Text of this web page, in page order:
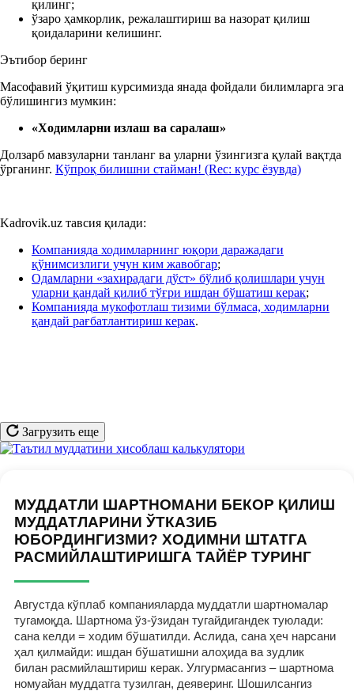
қилинг;
ўзаро ҳамкорлик, режалаштириш ва назорат қилиш
қоидаларини келишинг.
Эътибор беринг
Масофавий ўқитиш курсимизда янада фойдали билимларга эга
бўлишингиз мумкин:
«Ходимларни излаш ва саралаш»
Долзарб мавзуларни танланг ва уларни ўзингизга қулай вақтда
ўрганинг. Кўпроқ билишни стайман! (Rеc: курс ёзувда)
Kadrovik.uz тавсия қилади:
Компанияда ходимларнинг юқори даражадаги
қўнимсизлиги учун ким жавобгар;
Одамларни «захирадаги дўст» бўлиб қолишлари учун
уларни қандай қилиб тўғри ишдан бўшатиш керак;
Компанияда мукофотлаш тизими бўлмаса, ходимларни
қандай рағбатлантириш керак.
Загрузить еще
МУДДАТЛИ ШАРТНОМАНИ БЕКОР ҚИЛИШ
МУДДАТЛАРИНИ ЎТКАЗИБ
ЮБОРДИНГИЗМИ? ХОДИМНИ ШТАТГА
РАСМИЙЛАШТИРИШГА ТАЙЁР ТУРИНГ
Августда кўплаб компанияларда муддатли шартномалар
тугамоқда. Шартнома ўз-ўзидан тугайдигандек туюлади:
сана келди = ходим бўшатилди. Аслида, сана ҳеч нарсани
ҳал қилмайди: ишдан бўшатишни алоҳида ва зудлик
билан расмийлаштириш керак. Улгурмасангиз – шартнома
номуайан муддатга тузилган, деяверинг. Шошилсангиз